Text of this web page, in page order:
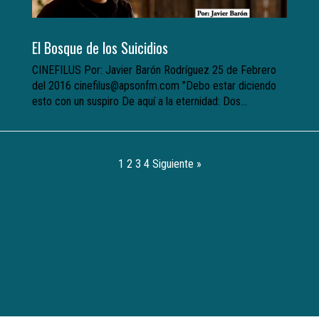
El Bosque de los Suicidios
CINEFILUS Por: Javier Barón Rodríguez 25 de Febrero
del 2016 cinefilus@apsonfm.com ”Debo estar diciendo
esto con un suspiro De aquí a la eternidad: Dos...
1 2 3 4 Siguiente »